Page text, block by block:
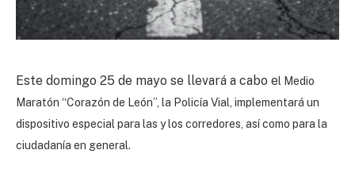
Este domingo 25 de mayo se llevará a cabo el Medio
Maratón “Corazón de León”, la Policía Vial, implementará un
dispositivo especial para las y los corredores, así como para la
ciudadanía en general.